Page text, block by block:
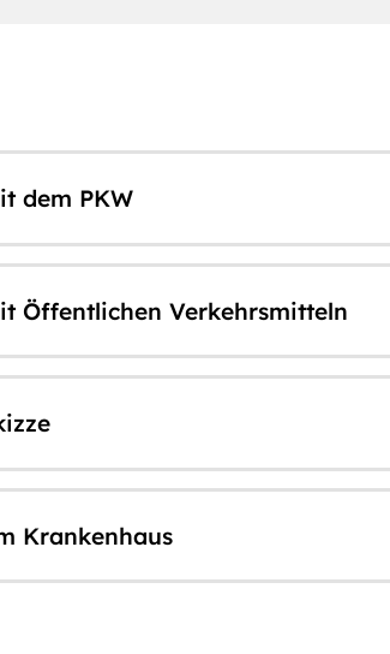
dem PKW
Öffentlichen Verkehrsmitteln
Krankenhaus